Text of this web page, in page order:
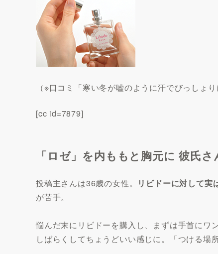
（※口コミ「寒い冬が嘘のように汗でびっしょ
[cc id=7879]
「ロゼ」を内ももと胸元に 彼氏
投稿主さんは36歳の女性。 リビドーに対して実
が苦手。
悩んだ末にリビドーを購入し、まずは手首にワ
しばらくしてちょうどいい感じに。「つける場